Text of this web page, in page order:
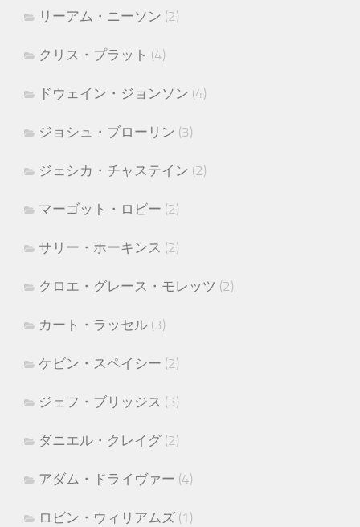
リーアム・ニーソン (2)
クリス・プラット (4)
ドウェイン・ジョンソン (4)
ジョシュ・ブローリン (3)
ジェシカ・チャステイン (2)
マーゴット・ロビー (2)
サリー・ホーキンス (2)
クロエ・グレース・モレッツ (2)
カート・ラッセル (3)
ケビン・スペイシー (2)
ジェフ・ブリッジス (3)
ダニエル・クレイグ (2)
アダム・ドライヴァー (4)
ロビン・ウィリアムズ (1)